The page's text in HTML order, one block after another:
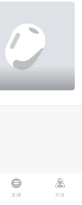
发现 登录